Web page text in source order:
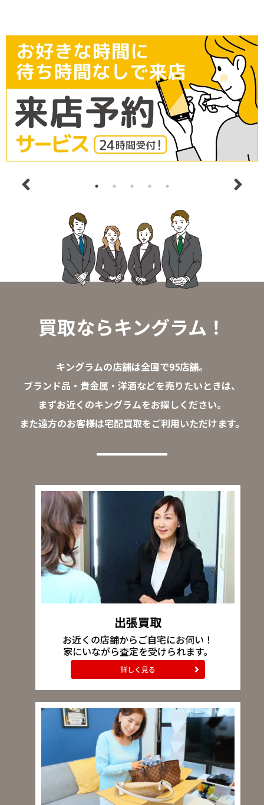
買取ならキングラム！
キングラムの店舗は全国で95店舗。
ブランド品・貴金属・洋酒などを売りたいときは、
まずお近くのキングラムをお探しください。
また遠方のお客様は宅配買取をご利用いただけます。
出張買取
お近くの店舗からご自宅にお伺い！
家にいながら査定を受けられます。
詳しく見る